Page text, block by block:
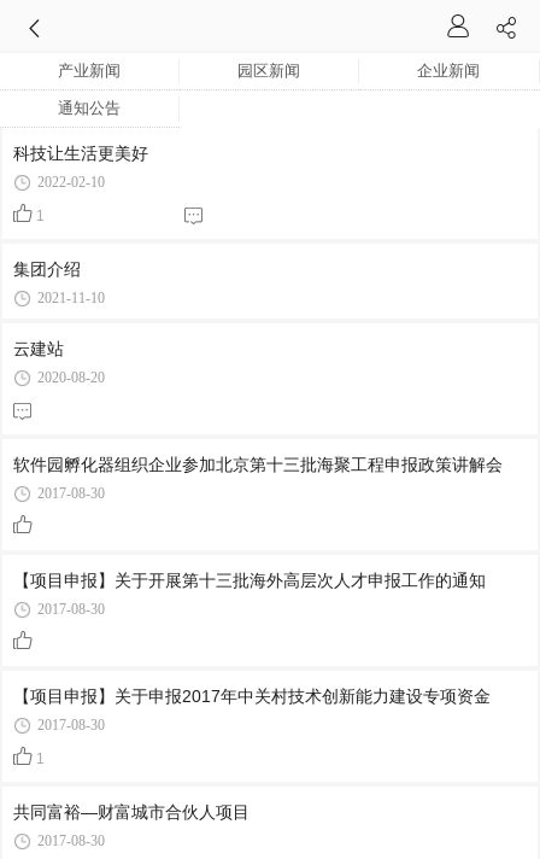
产业新闻 园区新闻 企业新闻
通知公告
科技让生活更美好
2022-02-10
1
集团介绍
2021-11-10
云建站
2020-08-20
软件园孵化器组织企业参加北京第十三批海聚工程申报政策讲解会
2017-08-30
【项目申报】关于开展第十三批海外高层次人才申报工作的通知
2017-08-30
【项目申报】关于申报2017年中关村技术创新能力建设专项资金
2017-08-30
1
共同富裕—财富城市合伙人项目
2017-08-30